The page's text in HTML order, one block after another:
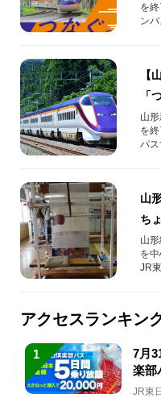
を
ンパ
【
「
（
山
を
パス
山
ち
山
を
JR
アクセスランキン
1
7月
楽部
JR東